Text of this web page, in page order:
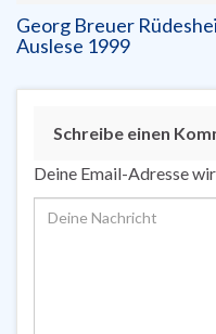
Georg Breuer
Auslese 1999
Schreibe einen
Deine Email-Adresse